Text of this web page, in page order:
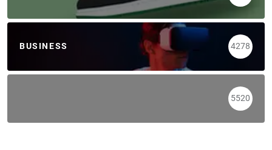
BUSINESS 4278
5520